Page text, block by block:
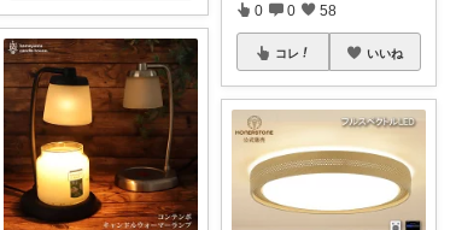
0 0 58
コレ いいね